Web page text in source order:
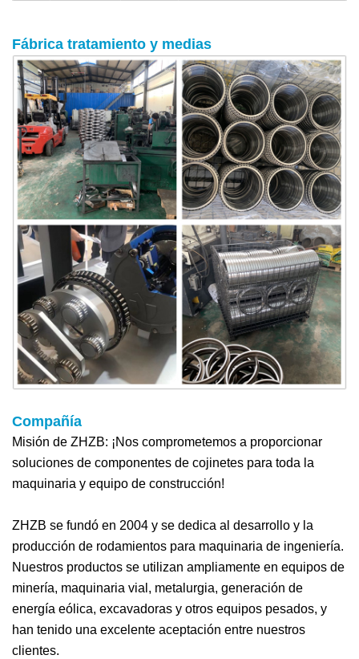
Fábrica tratamiento y medias
Compañía
Misión de ZHZB: ¡Nos comprometemos a proporcionar
soluciones de componentes de cojinetes para toda la
maquinaria y equipo de construcción!
ZHZB se fundó en 2004 y se dedica al desarrollo y la
producción de rodamientos para maquinaria de ingeniería.
Nuestros productos se utilizan ampliamente en equipos de
minería, maquinaria vial, metalurgia, generación de
energía eólica, excavadoras y otros equipos pesados, y
han tenido una excelente aceptación entre nuestros
clientes.